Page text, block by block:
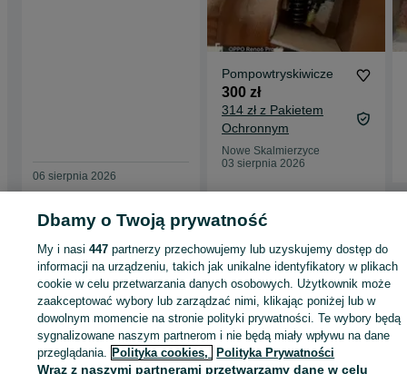
06 sierpnia 2026
Pompowtryskiwicze
300 zł
314 zł z Pakietem
Ochronnym
Nowe Skalmierzyce
03 sierpnia 2026
Wielkopolskie
Domki - Nowe Skalmierzyce
KATEGORIA
ID:890384160 Wyświetlenia:
Dbamy o Twoją prywatność
My i nasi447 partnerzy przechowujemy lub uzyskujemy dostęp do
informacji na urządzeniu, takich jak unikalne identyfikatory w plikach
cookie w celu przetwarzania danych osobowych. Użytkownik może
zaakceptować wybory lub zarządzać nimi, klikając poniżej lub w
dowolnym momencie na stronie polityki prywatności. Te wybory będą
sygnalizowane naszym partnerom i nie będą miały wpływu na dane
przeglądania. Polityka cookies, Polityka Prywatności
Wraz z naszymi partnerami przetwarzamy dane w celu